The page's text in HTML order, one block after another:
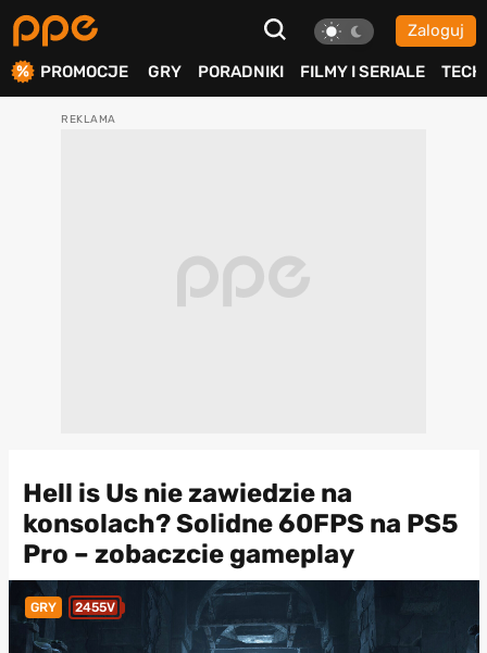
Zaloguj
PROMOCJE GRY PORADNIKI FILMY I SERIALE TECH
Hell is Us nie zawiedzie na
konsolach? Solidne 60FPS na PS5
Pro – zobaczcie gameplay
GRY 2455V